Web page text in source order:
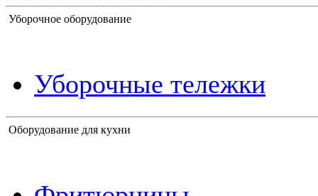
Уборочное оборудование
Уборочные тележки
Оборудование для кухни